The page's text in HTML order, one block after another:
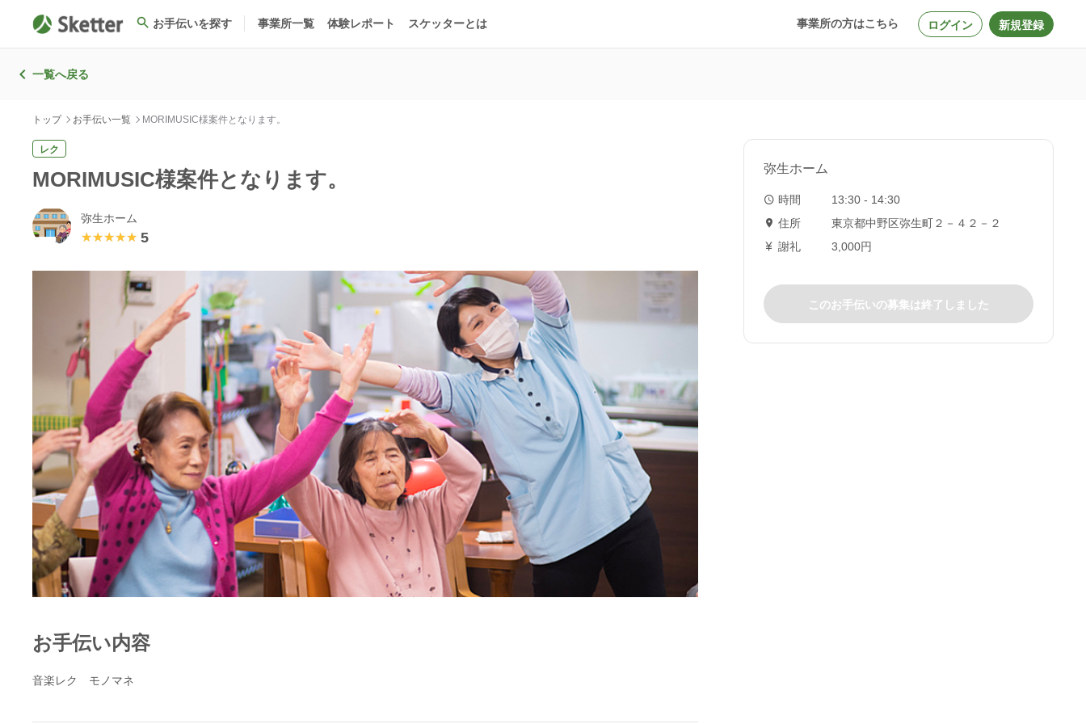
お手伝いを探す 事業所一覧 体験レポート スケッターとは 事業所の方はこちら ログイン 新規登録
一覧へ戻る
トップ お手伝い一覧 MORIMUSIC様案件となります。
レク
MORIMUSIC様案件となります。
弥生ホーム
★★★★★
★★★★★ 5
お手伝い内容
音楽レク モノマネ
弥生ホーム
時間
13:30 - 14:30
住所
東京都中野区弥生町２－４２－２
謝礼
3,000円
このお手伝いの募集は終了しました